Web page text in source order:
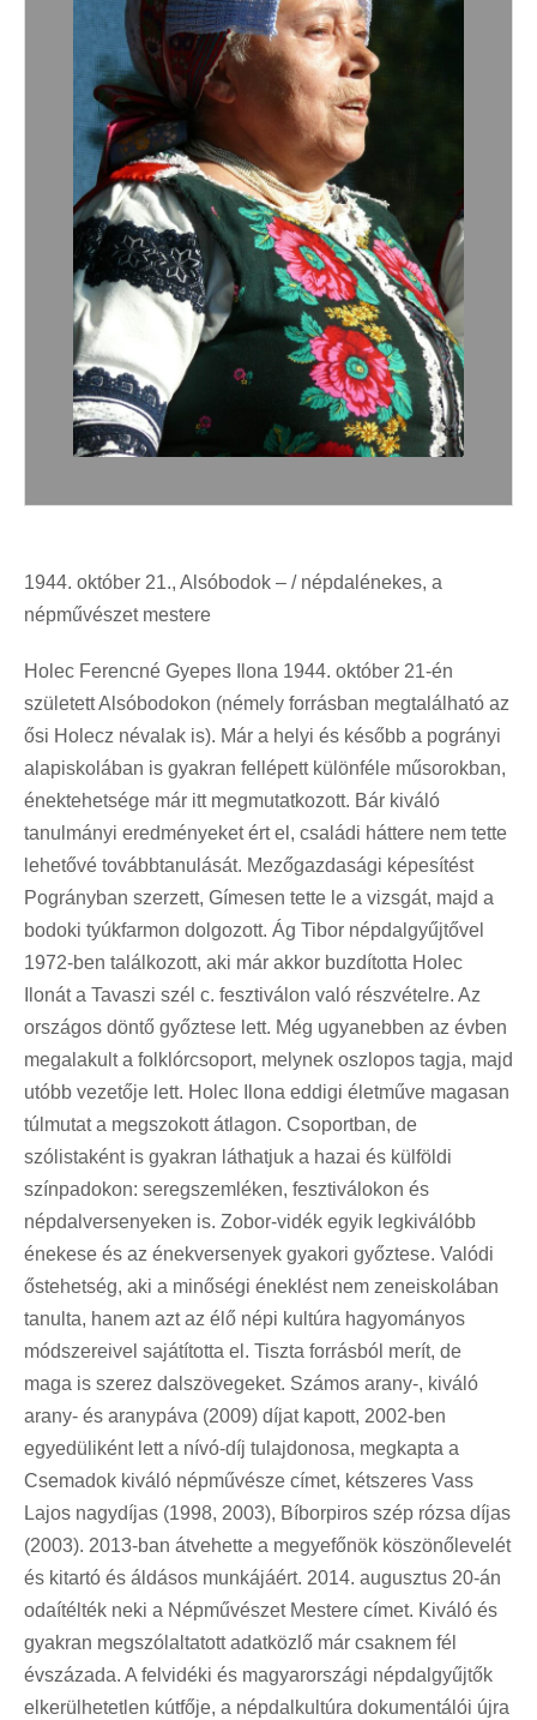
1944. október 21., Alsóbodok – / népdalénekes, a
népművészet mestere
Holec Ferencné Gyepes Ilona 1944. október 21-én
született Alsóbodokon (némely forrásban megtalálható az
ősi Holecz névalak is). Már a helyi és később a pogrányi
alapiskolában is gyakran fellépett különféle műsorokban,
énektehetsége már itt megmutatkozott. Bár kiváló
tanulmányi eredményeket ért el, családi háttere nem tette
lehetővé továbbtanulását. Mezőgazdasági képesítést
Pogrányban szerzett, Gímesen tette le a vizsgát, majd a
bodoki tyúkfarmon dolgozott. Ág Tibor népdalgyűjtővel
1972-ben találkozott, aki már akkor buzdította Holec
Ilonát a Tavaszi szél c. fesztiválon való részvételre. Az
országos döntő győztese lett. Még ugyanebben az évben
megalakult a folklórcsoport, melynek oszlopos tagja, majd
utóbb vezetője lett. Holec Ilona eddigi életműve magasan
túlmutat a megszokott átlagon. Csoportban, de
szólistaként is gyakran láthatjuk a hazai és külföldi
színpadokon: seregszemléken, fesztiválokon és
népdalversenyeken is. Zobor-vidék egyik legkiválóbb
énekese és az énekversenyek gyakori győztese. Valódi
őstehetség, aki a minőségi éneklést nem zeneiskolában
tanulta, hanem azt az élő népi kultúra hagyományos
módszereivel sajátította el. Tiszta forrásból merít, de
maga is szerez dalszövegeket. Számos arany-, kiváló
arany- és aranypáva (2009) díjat kapott, 2002-ben
egyedüliként lett a nívó-díj tulajdonosa, megkapta a
Csemadok kiváló népművésze címet, kétszeres Vass
Lajos nagydíjas (1998, 2003), Bíborpiros szép rózsa díjas
(2003). 2013-ban átvehette a megyefőnök köszönőlevelét
és kitartó és áldásos munkájáért. 2014. augusztus 20-án
odaítélték neki a Népművészet Mestere címet. Kiváló és
gyakran megszólaltatott adatközlő már csaknem fél
évszázada. A felvidéki és magyarországi népdalgyűjtők
elkerülhetetlen kútfője, a népdalkultúra dokumentálói újra